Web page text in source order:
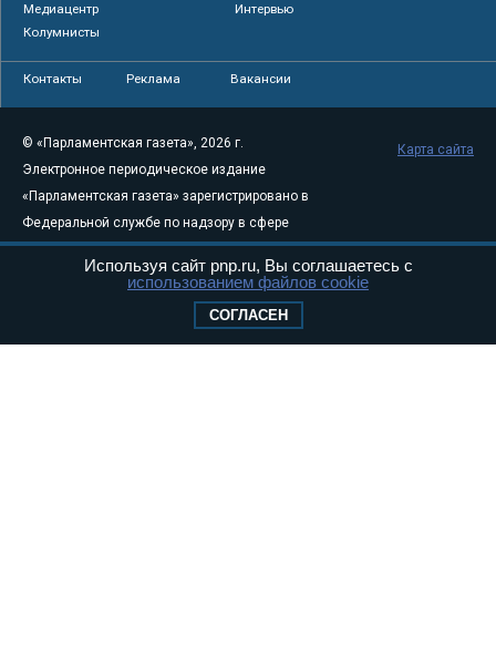
Медиацентр
Интервью
Колумнисты
Контакты Реклама Вакансии
© «Парламентская газета», 2026 г.
Электронное периодическое издание
«Парламентская газета» зарегистрировано в
Федеральной службе по надзору в сфере
связи, информационных технологий и
массовых коммуникаций (Роскомнадзор) 05
Свидетельство о регистрации Эл № ФС77-
Карта сайта
Используя сайт pnp.ru, Вы соглашаетесь с
использованием файлов cookie
СОГЛАСЕН